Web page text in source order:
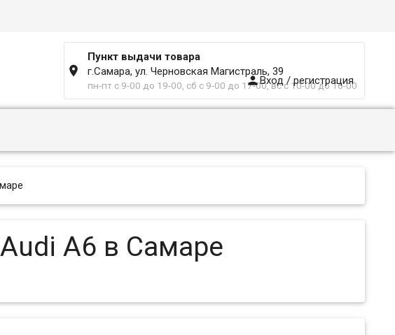
Вход / регистрация
Пункт выдачи товара
 г.Самара, ул. Черновская Магистраль, 39
пн-пт с 9-00 до 19-00, сб с 9-00 до 17-00, вс с 10-00 до 16-00
A6 в Самаре